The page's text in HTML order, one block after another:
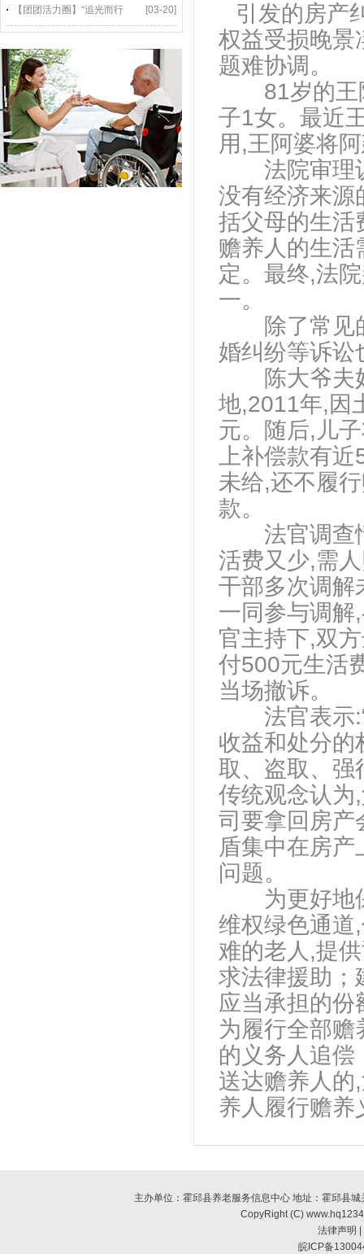
[03-20]
【团团活力圈】“追光而行
引发的房产
权益受损晚景
题难协调。
81岁的王阿
子1女。最近
用,王阿婆将
法院审理认
没有经济来源
括父母的生活
赡养人的生活
定。最终,法
一。
除了常见的
婚纠纷等诉讼
陈大爷夫妇
地,2011年,因
元。随后,儿
上补偿款有
未给,还不履
款。
法官调查情
活费又少,需
干部多次调解
一同参与调解
官主持下,双
付500元生活
当场撤诉。
法官表示:“
收益和处分的
取、盗取、强
传统观念认为
司要拿回房产
盾集中在房
问题。
为更好地保
维权绿色通道
难的老人,提
求法律援助；
应当承担的份
为履行全部赡
的义务人追偿
送达赡养人的
养人履行赡养
主办单位：霍邱县养老服务信息中心 地址：霍邱县
CopyRight (C)
法律声明
皖ICP备